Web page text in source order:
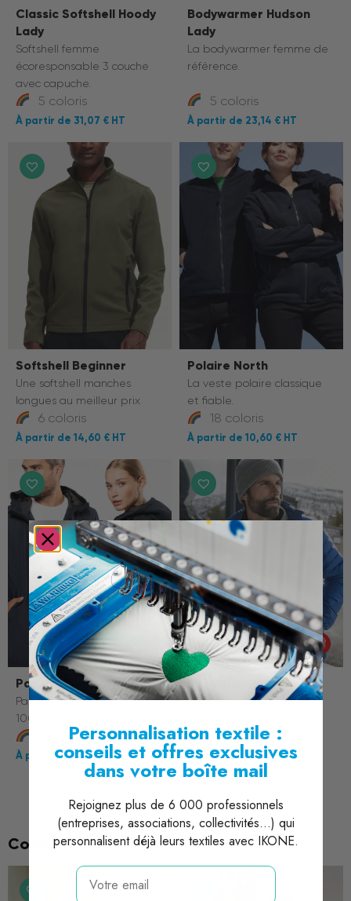
Classic Softshell Hoody
Lady
Softshell femme
écoresponsable 3 couche
avec capuche.
5 coloris
31,07 €
Bodywarmer Hudson
Lady
La bodywarmer femme de
référence.
5 coloris
23,14 €
Softshell Beginner
Une softshell manches
longues au meilleur prix
6 coloris
14,60 €
Polaire North
La veste polaire classique
et fiable.
18 coloris
10,60 €
Parka K6152
Parka unisexe à capuche en
100% polyester recyclé
4 coloris
31,00 €
Doudoune Hudson
La doudoune homme de
5 coloris
32,50 €
Complétez votre look
Personnalisation textile :
conseils et offres exclusives
dans votre boîte mail
Rejoignez plus de 6 000 professionnels
(entreprises, associations, collectivités...) qui
personnalisent déjà leurs textiles avec IKONE.
email